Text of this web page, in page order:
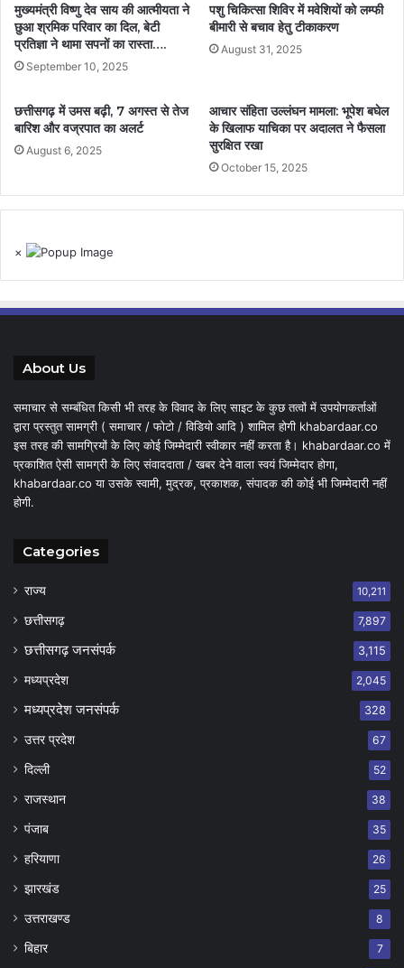
मुख्यमंत्री विष्णु देव साय की आत्मीयता ने
छुआ श्रमिक परिवार का दिल, बेटी
प्रतिज्ञा ने थामा सपनों का रास्ता….
September 10, 2025
पशु चिकित्सा शिविर में मवेशियों को लम्फी
बीमारी से बचाव हेतु टीकाकरण
August 31, 2025
छत्तीसगढ़ में उमस बढ़ी, 7 अगस्त से तेज
बारिश और वज्रपात का अलर्ट
August 6, 2025
आचार संहिता उल्लंघन मामला: भूपेश बघेल
के खिलाफ याचिका पर अदालत ने फैसला
सुरक्षित रखा
October 15, 2025
×
About Us
समाचार से सम्बंधित किसी भी तरह के विवाद के लिए साइट के कुछ तत्वों में उपयोगकर्ताओं
द्वारा प्रस्तुत सामग्री ( समाचार / फोटो / विडियो आदि ) शामिल होगी khabardaar.co
इस तरह की सामग्रियों के लिए कोई जिम्मेदारी स्वीकार नहीं करता है। khabardaar.co में
प्रकाशित ऐसी सामग्री के लिए संवाददाता / खबर देने वाला स्वयं जिम्मेदार होगा,
khabardaar.co या उसके स्वामी, मुद्रक, प्रकाशक, संपादक की कोई भी जिम्मेदारी नहीं
होगी.
Categories
राज्य 10,211
छत्तीसगढ़ 7,897
छत्तीसगढ़ जनसंपर्क 3,115
मध्यप्रदेश 2,045
मध्यप्रदेश जनसंपर्क 328
उत्तर प्रदेश 67
दिल्ली 52
राजस्थान 38
पंजाब 35
हरियाणा 26
झारखंड 25
उत्तराखण्ड 8
बिहार 7